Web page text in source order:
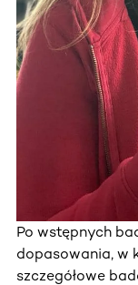
Po wstępnych
dopasowania, w
szczegółowe